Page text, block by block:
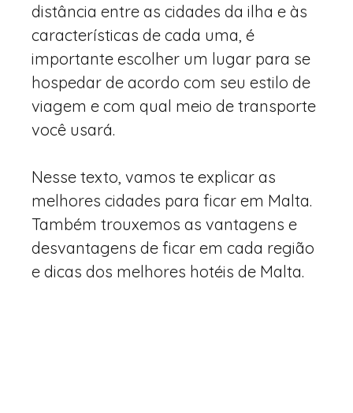
distância entre as cidades da ilha e às
características de cada uma, é
importante escolher um lugar para se
hospedar de acordo com seu estilo de
viagem e com qual meio de transporte
você usará.
Nesse texto, vamos te explicar as
melhores cidades para ficar em Malta.
Também trouxemos as vantagens e
desvantagens de ficar em cada região
e dicas dos melhores hotéis de Malta.